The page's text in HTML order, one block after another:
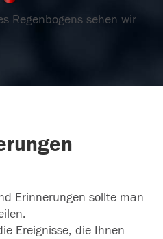
Regenbogens sehen wir
Erinnerungen sollte man
Ereignisse, die Ihnen